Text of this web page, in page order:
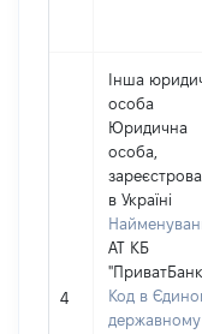
4
Інша
особа
Юридична
особа,
в Україні
АТ КБ
Код в
державному